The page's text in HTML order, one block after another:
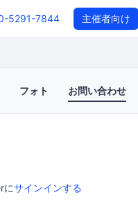
5291-7844 主催者向け
フォト お問い合わせ
にサインインする